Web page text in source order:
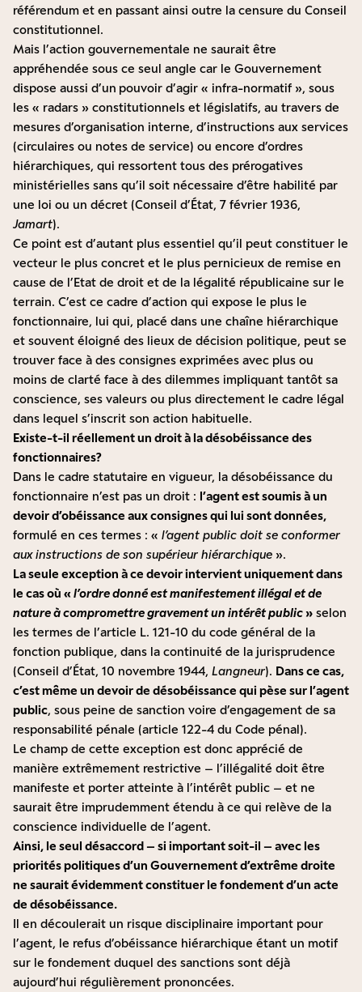
référendum et en passant ainsi outre la censure du Conseil
constitutionnel.
Mais l’action gouvernementale ne saurait être
appréhendée sous ce seul angle car le Gouvernement
dispose aussi d’un pouvoir d’agir « infra-normatif », sous
les « radars » constitutionnels et législatifs, au travers de
mesures d’organisation interne, d’instructions aux services
(circulaires ou notes de service) ou encore d’ordres
hiérarchiques, qui ressortent tous des prérogatives
ministérielles sans qu’il soit nécessaire d’être habilité par
une loi ou un décret (Conseil d’État, 7 février 1936,
Jamart).
Ce point est d’autant plus essentiel qu’il peut constituer le
vecteur le plus concret et le plus pernicieux de remise en
cause de l’Etat de droit et de la légalité républicaine sur le
terrain. C’est ce cadre d’action qui expose le plus le
fonctionnaire, lui qui, placé dans une chaîne hiérarchique
et souvent éloigné des lieux de décision politique, peut se
trouver face à des consignes exprimées avec plus ou
moins de clarté face à des dilemmes impliquant tantôt sa
conscience, ses valeurs ou plus directement le cadre légal
dans lequel s’inscrit son action habituelle.
Existe-t-il réellement un droit à la désobéissance des
fonctionnaires?
Dans le cadre statutaire en vigueur, la désobéissance du
fonctionnaire n’est pas un droit : l’agent est soumis à un
devoir d’obéissance aux consignes qui lui sont données,
formulé en ces termes : « l’agent public doit se conformer
aux instructions de son supérieur hiérarchique ».
La seule exception à ce devoir intervient uniquement dans
le cas où «l’ordre donné est manifestement illégal et de
nature à compromettre gravement un intérêt public» selon
les termes de l’article L. 121-10 du code général de la
fonction publique, dans la continuité de la jurisprudence
(Conseil d’État, 10 novembre 1944, Langneur). Dans ce cas,
c’est même un devoir de désobéissance qui pèse sur l’agent
public, sous peine de sanction voire d’engagement de sa
responsabilité pénale (article 122-4 du Code pénal).
Le champ de cette exception est donc apprécié de
manière extrêmement restrictive – l’illégalité doit être
manifeste et porter atteinte à l’intérêt public – et ne
saurait être imprudemment étendu à ce qui relève de la
conscience individuelle de l’agent.
Ainsi, le seul désaccord – si important soit-il – avec les
priorités politiques d’un Gouvernement d’extrême droite
ne saurait évidemment constituer le fondement d’un acte
de désobéissance.
Il en découlerait un risque disciplinaire important pour
l’agent, le refus d’obéissance hiérarchique étant un motif
sur le fondement duquel des sanctions sont déjà
aujourd’hui régulièrement prononcées.